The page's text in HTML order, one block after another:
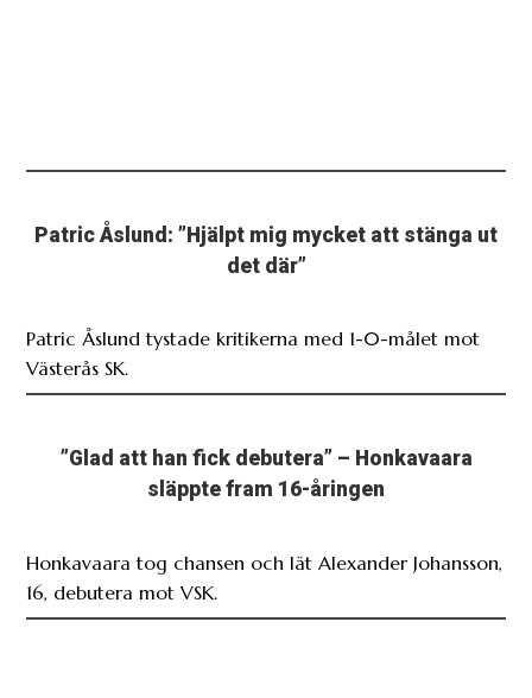
Patric Åslund: ”Hjälpt mig mycket att stänga ut
det där”
Patric Åslund tystade kritikerna med 1-0-målet mot
Västerås SK.
”Glad att han fick debutera” – Honkavaara
släppte fram 16-åringen
Honkavaara tog chansen och lät Alexander Johansson,
16, debutera mot VSK.